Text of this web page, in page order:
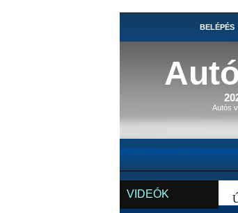
BELÉPÉS
Autós
VIDEÓK Új